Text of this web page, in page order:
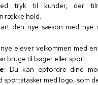
tryk til kunder, der
række hold.
den nye sæson med nye
elever velkommen med
bruge til bøger eller sport.
: Du kan opfordre dine
sportstasker med logo, som